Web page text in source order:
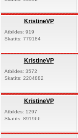
KristineVP
Atbildes: 919
Skatīts: 779184
KristineVP
Atbildes: 3572
Skatīts: 2204882
KristineVP
Atbildes: 1297
Skatīts: 891966